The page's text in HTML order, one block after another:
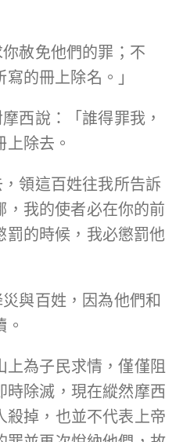
赦免他們的罪；不
的冊上除名。」
西說：「誰得罪我，
除去。
領這百姓往我所告訴
，我的使者必在你的前
罰的時候，我必懲罰他
與百姓，因為他們和
上為子民求情，僅僅阻
時除滅，現在縱然摩西
殺掉，也並不代表上帝